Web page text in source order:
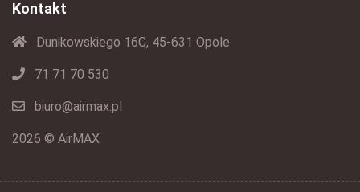
Kontakt
Dunikowskiego 16C, 45-631 Opole
71 71 70 530
biuro@airmax.pl
2026 © AirMAX